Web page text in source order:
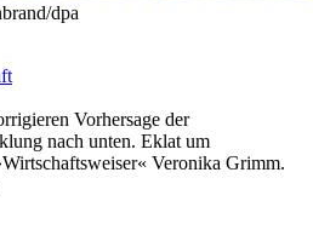
dpa
Vorhersage der
nach unten. Eklat um
Veronika Grimm.